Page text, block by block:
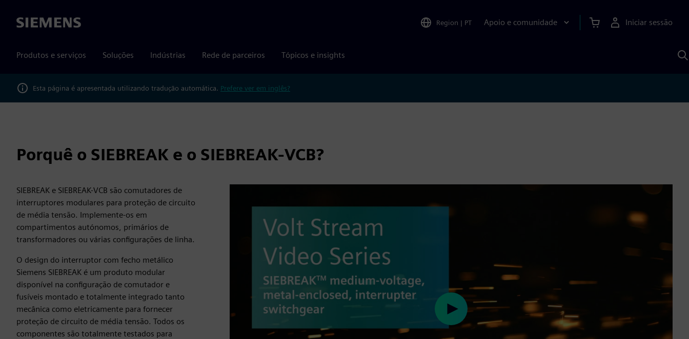
Siemens Region | PT Apoio e comunidade Iniciar sessão
Produtos e serviços Soluções Indústrias Rede de parceiros Tópicos e insights
Esta página é apresentada utilizando tradução automática. Prefere ver em inglês?
Porquê o SIEBREAK e o SIEBREAK-VCB?
SIEBREAK e SIEBREAK-VCB são comutadores de
interruptores modulares para proteção de circuito
de média tensão. Implemente-os em
compartimentos autónomos, primários de
transformadores ou várias configurações de linha.
O design do interruptor com fecho metálico
Siemens SIEBREAK é um produto modular
disponível na configuração de comutador e
fusíveis montado e totalmente integrado tanto
mecânica como eletricamente para fornecer
proteção de circuito de média tensão. Todos os
componentes são totalmente testados para
Play